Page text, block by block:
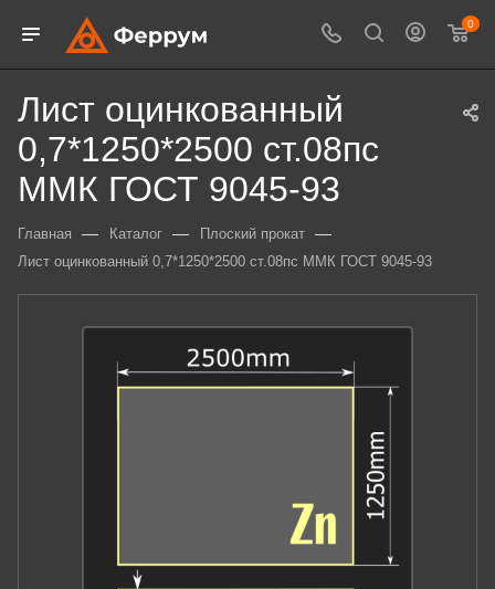
0
Лист оцинкованный
0,7*1250*2500 ст.08пс
ММК ГОСТ 9045-93
Главная — Каталог — Плоский прокат —
Лист оцинкованный 0,7*1250*2500 ст.08пс ММК ГОСТ 9045-93